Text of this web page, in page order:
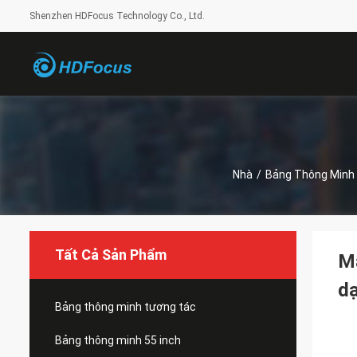
Shenzhen HDFocus Technology Co., Ltd.
Nhà / Bảng Thông Minh
Tất Cả Sản Phẩm
Bảng thông minh tương tác
Bảng thông minh 55 inch